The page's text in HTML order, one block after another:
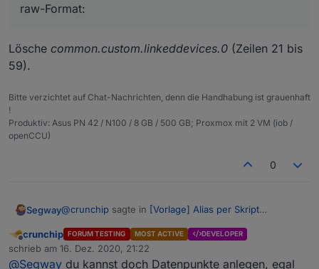
iobroker InfluxDB:
  "common": {
    "desc": "per Script erstellt",
        "enabled": true,
        "changesOnly": true,
        "debounce": "",
        "maxLength": 10,
raw-Format:
Lösche common.custom.linkeddevices.0 (Zeilen 21 bis
59).
Bitte verzichtet auf Chat-Nachrichten, denn die Handhabung ist grauenhaft
!
Produktiv: Asus PN 42 / N100 / 8 GB / 500 GB; Proxmox mit 2 VM (iob /
openCCU)
0
Segway@crunchip sagte in [Vorlage] Alias per Skript
@Segwayich mach bei mir alles manuell für die
Datenpunkte die ich loggen möchte und stell
Offline
crunchip FORUM TESTING MOST ACTIVE DEVELOPER
schrieb am 16. Dez. 2020, 21:22
zuletzt editiert von
@Segway du kannst doch Datenpunkte anlegen, egal